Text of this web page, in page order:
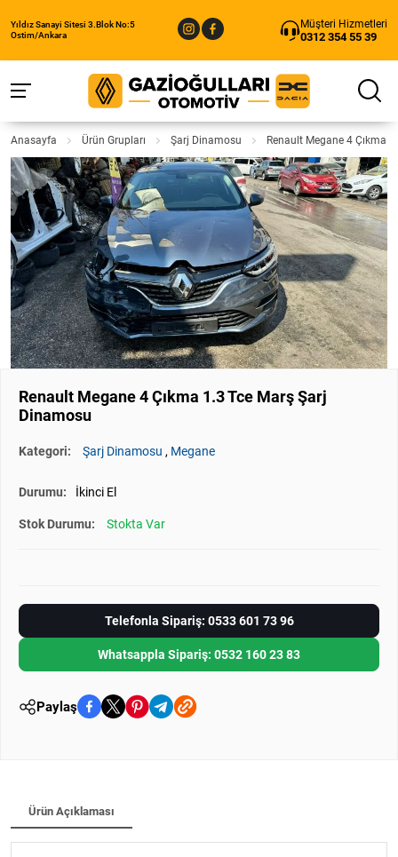
Yıldız Sanayi Sitesi 3.Blok No:5
Ostim/Ankara
Müşteri Hizmetleri
0312 354 55 39
Anasayfa Ürün Grupları Şarj Dinamosu Renault Megane 4 Çıkma
Renault Megane 4 Çıkma 1.3 Tce Marş Şarj
Dinamosu
Kategori: Şarj Dinamosu , Megane
Durumu: İkinci El
Stok Durumu: Stokta Var
Telefonla Sipariş: 0533 601 73 96
Whatsappla Sipariş: 0532 160 23 83
Paylaş
Ürün Açıklaması